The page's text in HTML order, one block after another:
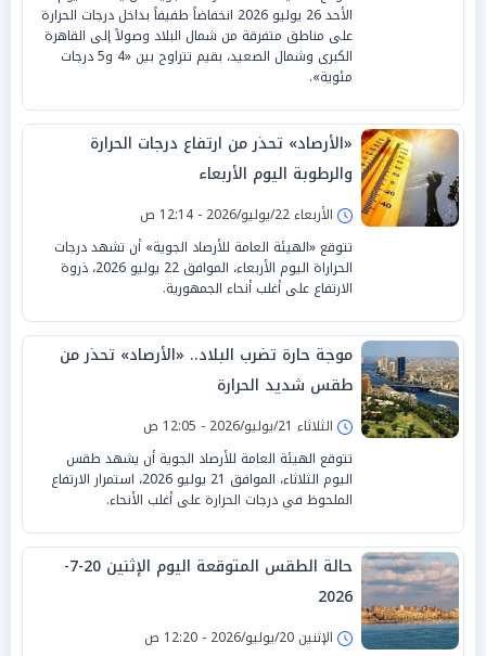
الأحد 26 يوليو 2026 انخفاضاً طفيفاً بداخل درجات الحرارة
على مناطق متفرقة من شمال البلاد وصولاً إلى القاهرة
الكبرى وشمال الصعيد، بقيم تتراوح بين «4 و5 درجات
مئوية».
«الأرصاد» تحذر من ارتفاع درجات الحرارة
والرطوبة اليوم الأربعاء
الأربعاء 22/يوليو/2026 - 12:14 ص
تتوقع «الهيئة العامة للأرصاد الجوية» أن تشهد درجات
الحراراة اليوم الأربعاء، الموافق 22 يوليو 2026، ذروة
الارتفاع على أغلب أنحاء الجمهورية.
موجة حارة تضرب البلاد.. «الأرصاد» تحذر من
طقس شديد الحرارة
الثلاثاء 21/يوليو/2026 - 12:05 ص
تتوقع الهيئة العامة للأرصاد الجوية أن يشهد طقس
اليوم الثلاثاء، الموافق 21 يوليو 2026، استمرار الارتفاع
الملحوظ في درجات الحرارة على أغلب الأنحاء.
حالة الطقس المتوقعة اليوم الإثنين 20-7-
2026
الإثنين 20/يوليو/2026 - 12:20 ص